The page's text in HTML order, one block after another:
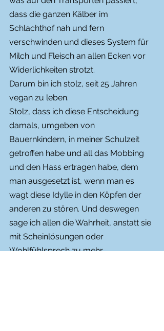
dass die ganzen Kälber im
Schlachthof nah und fern
verschwinden und dieses System für
Milch und Fleisch an allen Ecken vor
Widerlichkeiten strotzt.
Darum bin ich stolz, seit 25 Jahren
vegan zu leben.
Stolz, dass ich diese Entscheidung
damals, umgeben von
Bauernkindern, in meiner Schulzeit
getroffen habe und all das Mobbing
und den Hass ertragen habe, dem
man ausgesetzt ist, wenn man es
wagt diese Idylle in den Köpfen der
anderen zu stören. Und deswegen
sage ich allen die Wahrheit, anstatt sie
mit Scheinlösungen oder
Wohlfühlsprech zu mehr